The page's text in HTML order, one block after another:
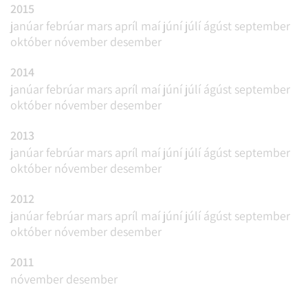
2015
janúar febrúar mars apríl maí júní júlí ágúst september
október nóvember desember
2014
janúar febrúar mars apríl maí júní júlí ágúst september
október nóvember desember
2013
janúar febrúar mars apríl maí júní júlí ágúst september
október nóvember desember
2012
janúar febrúar mars apríl maí júní júlí ágúst september
október nóvember desember
2011
nóvember desember